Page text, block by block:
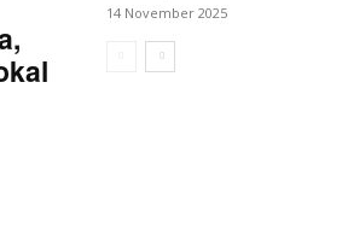
14 November 2025